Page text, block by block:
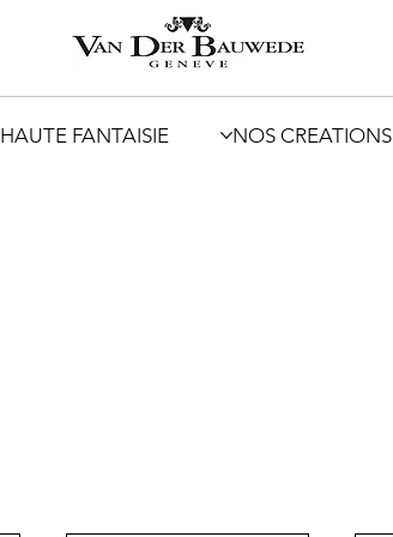
HAUTE FANTAISIE NOS CREATIONS